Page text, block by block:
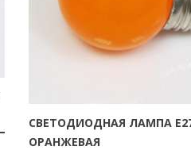
СВЕТОДИОДНАЯ ЛАМПА
ОРАНЖЕВАЯ